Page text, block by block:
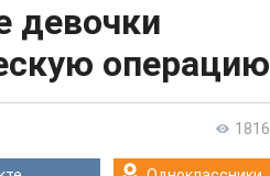
девочки
операцию
1816